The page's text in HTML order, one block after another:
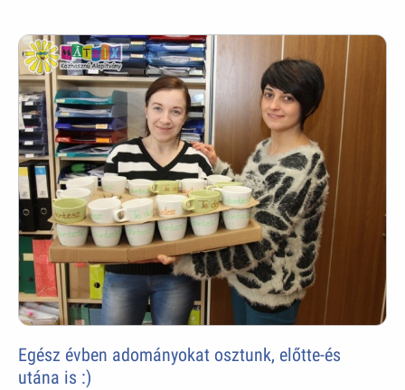
Egész évben adományokat osztunk, előtte-és
utána is :)